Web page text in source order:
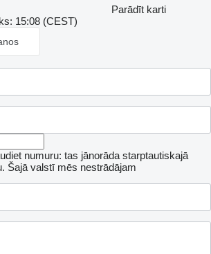
Parādīt karti
15:08 (CEST)
numuru: tas jānorāda starptautiskajā
Šajā valstī mēs nestrādājam